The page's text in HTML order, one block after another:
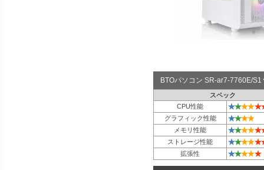
BTOパソコン SR-ar7-7760E/
スペック
CPU性能
★★★★★
グラフィック性能 ★★★★
メモリ性能 ★★★★★
ストレージ性能 ★★★★★
拡張性 ★★★★★